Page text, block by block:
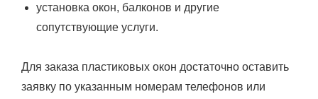
установка окон, балконов и другие
сопутствующие услуги.
Для заказа пластиковых окон достаточно оставить
заявку по указанным номерам телефонов или